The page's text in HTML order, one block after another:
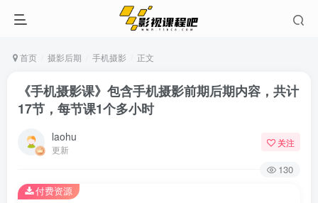
首页 摄影后期 手机摄影 正文
《手机摄影课》包含手机摄影前期后期内容，共计
17节，每节课1个多小时
laohu
更新
关注
130
付费资源